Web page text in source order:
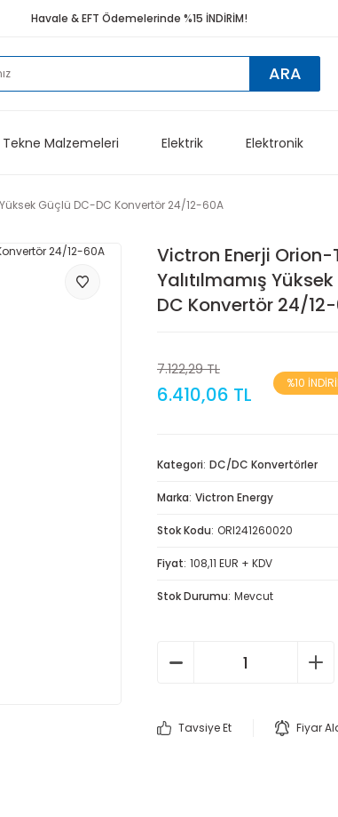
Havale & EFT Ödemelerinde %15 İNDİRİM!
ARA
Tekne Malzemeleri Elektrik Elektronik
Güçlü DC-DC Konvertör 24/12-60A
Victron Enerji Orion-
Yalıtılmamış
DC Konvertör 24/
7.122,29 TL
6.410,06 TL %10
Kategori DC/DC Konvertörler
Marka Victron Energy
Stok Kodu ORI241260020
Fiyat 108,11 EUR + KDV
Stok Durumu Mevcut
Tavsiye Et Fiyar